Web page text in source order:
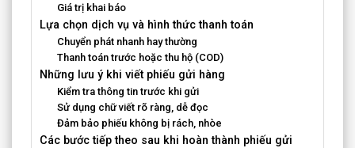
Giá trị khai báo
Lựa chọn dịch vụ và hình thức thanh toán
Chuyển phát nhanh hay thường
Thanh toán trước hoặc thu hộ (COD)
Những lưu ý khi viết phiếu gửi hàng
Kiểm tra thông tin trước khi gửi
Sử dụng chữ viết rõ ràng, dễ đọc
Đảm bảo phiếu không bị rách, nhòe
Các bước tiếp theo sau khi hoàn thành phiếu gửi